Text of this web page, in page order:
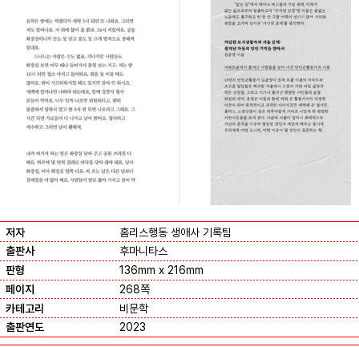
저자
홈리스행동 생애사 기록팀
출판사
후마니타스
판형
136mm x 216mm
페이지
268쪽
카테고리
비문학
출판연도
2023